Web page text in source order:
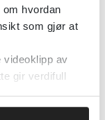
hvordan
som gjør at
videoklipp av
gir verdifull
må
Det holder